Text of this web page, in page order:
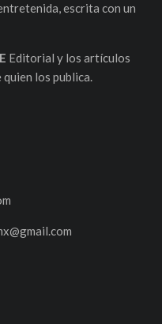
escrita con un
Editorial y los artículos
los publica.